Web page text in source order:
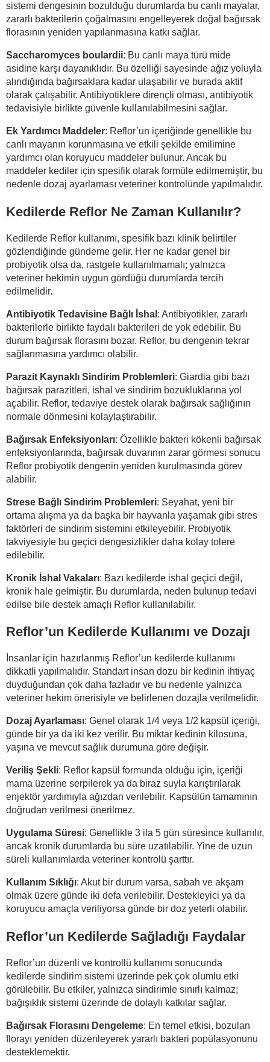
sistemi dengesinin bozulduğu durumlarda bu canlı mayalar,
zararlı bakterilerin çoğalmasını engelleyerek doğal bağırsak
florasının yeniden yapılanmasına katkı sağlar.
Saccharomyces boulardii: Bu canlı maya türü mide
asidine karşı dayanıklıdır. Bu özelliği sayesinde ağız yoluyla
alındığında bağırsaklara kadar ulaşabilir ve burada aktif
olarak çalışabilir. Antibiyotiklere dirençli olması, antibiyotik
tedavisiyle birlikte güvenle kullanılabilmesini sağlar.
Ek Yardımcı Maddeler: Reflor’un içeriğinde genellikle bu
canlı mayanın korunmasına ve etkili şekilde emilimine
yardımcı olan koruyucu maddeler bulunur. Ancak bu
maddeler kediler için spesifik olarak formüle edilmemiştir, bu
nedenle dozaj ayarlaması veteriner kontrolünde yapılmalıdır.
Kedilerde Reflor Ne Zaman Kullanılır?
Kedilerde Reflor kullanımı, spesifik bazı klinik belirtiler
gözlendiğinde gündeme gelir. Her ne kadar genel bir
probiyotik olsa da, rastgele kullanılmamalı; yalnızca
veteriner hekimin uygun gördüğü durumlarda tercih
edilmelidir.
Antibiyotik Tedavisine Bağlı İshal : Antibiyotikler, zararlı
bakterilerle birlikte faydalı bakterileri de yok edebilir. Bu
durum bağırsak florasını bozar. Reflor, bu dengenin tekrar
sağlanmasına yardımcı olabilir.
Parazit Kaynaklı Sindirim Problemleri: Giardia gibi bazı
bağırsak parazitleri, ishal ve sindirim bozukluklarına yol
açabilir. Reflor, tedaviye destek olarak bağırsak sağlığının
normale dönmesini kolaylaştırabilir.
Bağırsak Enfeksiyonları: Özellikle bakteri kökenli bağırsak
enfeksiyonlarında, bağırsak duvarının zarar görmesi sonucu
Reflor probiyotik dengenin yeniden kurulmasında görev
alabilir.
Strese Bağlı Sindirim Problemleri: Seyahat, yeni bir
ortama alışma ya da başka bir hayvanla yaşamak gibi stres
faktörleri de sindirim sistemini etkileyebilir. Probiyotik
takviyesiyle bu geçici dengesizlikler daha kolay tolere
edilebilir.
Kronik İshal Vakaları: Bazı kedilerde ishal geçici değil,
kronik hale gelmiştir. Bu durumlarda, neden bulunup tedavi
edilse bile destek amaçlı Reflor kullanılabilir.
Reflor’un Kedilerde Kullanımı ve Dozajı
İnsanlar için hazırlanmış Reflor’un kedilerde kullanımı
dikkatli yapılmalıdır. Standart insan dozu bir kedinin ihtiyaç
duyduğundan çok daha fazladır ve bu nedenle yalnızca
veteriner hekim önerisiyle ve belirlenen dozajla verilmelidir.
Dozaj Ayarlaması: Genel olarak 1/4 veya 1/2 kapsül içeriği,
günde bir ya da iki kez verilir. Bu miktar kedinin kilosuna,
yaşına ve mevcut sağlık durumuna göre değişir.
Veriliş Şekli: Reflor kapsül formunda olduğu için, içeriği
mama üzerine serpilerek ya da biraz suyla karıştırılarak
enjektör yardımıyla ağızdan verilebilir. Kapsülün tamamının
doğrudan verilmesi önerilmez.
Uygulama Süresi: Genellikle 3 ila 5 gün süresince kullanılır,
ancak kronik durumlarda bu süre uzatılabilir. Yine de uzun
süreli kullanımlarda veteriner kontrolü şarttır.
Kullanım Sıklığı: Akut bir durum varsa, sabah ve akşam
olmak üzere günde iki defa verilebilir. Destekleyici ya da
koruyucu amaçla veriliyorsa günde bir doz yeterli olabilir.
Reflor’un Kedilerde Sağladığı Faydalar
Reflor’un düzenli ve kontrollü kullanımı sonucunda
kedilerde sindirim sistemi üzerinde pek çok olumlu etki
görülebilir. Bu etkiler, yalnızca sindirimle sınırlı kalmaz;
bağışıklık sistemi üzerinde de dolaylı katkılar sağlar.
Bağırsak Florasını Dengeleme: En temel etkisi, bozulan
florayı yeniden düzenleyerek yararlı bakteri popülasyonunu
desteklemektir.